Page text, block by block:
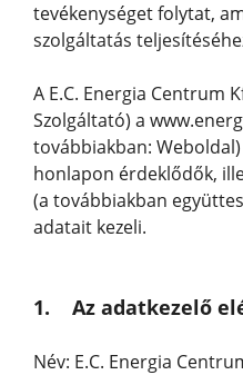
tevékenységet folytat,
szolgáltatás
A E.C. Energia Centrum
Szolgáltató) a
továbbiakban:
honlapon érdeklődők,
(a továbbiakban
adatait kezeli.
1. Az adatkezelő
Név: E.C. Energia